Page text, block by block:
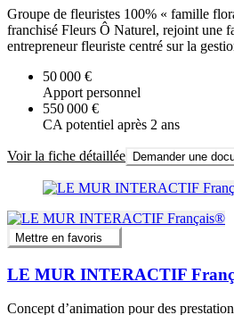
Groupe de fleuristes 100% « famille
franchisé Fleurs Ô Naturel, rejoint une
entrepreneur fleuriste centré sur la
50 000 €
Apport personnel
550 000 €
CA potentiel après 2 ans
Voir la fiche détaillée Demander une
Mettre en favoris
LE MUR INTERACTIF
Concept d’animation pour des